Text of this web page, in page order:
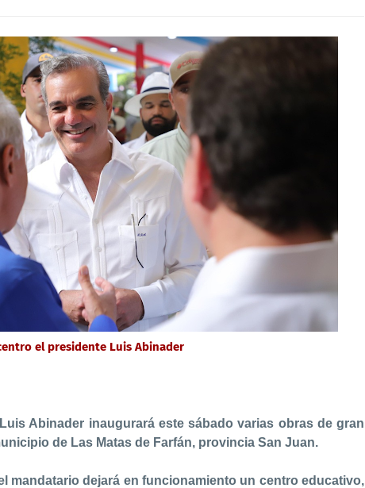
el presidente Luis Abinader
inaugurará este sábado varias obras de gran
de Las Matas de Farfán, provincia San Juan.
dejará en funcionamiento un centro educativo,